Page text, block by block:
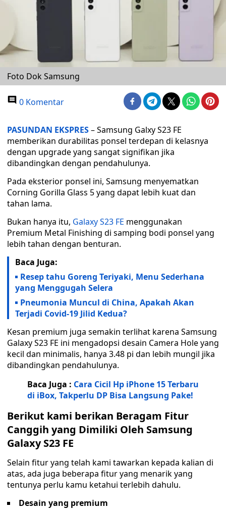
Foto Dok Samsung
0 Komentar
PASUNDAN EKSPRES– Samsung Galxy S23 FE
memberikan durabilitas ponsel terdepan di kelasnya
dengan upgrade yang sangat signifikan jika
dibandingkan dengan pendahulunya.
Pada eksterior ponsel ini, Samsung menyematkan
Corning Gorilla Glass 5 yang dapat lebih kuat dan
tahan lama.
Bukan hanya itu, Galaxy S23 FE menggunakan
Premium Metal Finishing di samping bodi ponsel yang
lebih tahan dengan benturan.
Baca Juga:
Resep tahu Goreng Teriyaki, Menu Sederhana
yang Menggugah Selera
Pneumonia Muncul di China, Apakah Akan
Terjadi Covid-19 Jilid Kedua?
Kesan premium juga semakin terlihat karena Samsung
Galaxy S23 FE ini mengadopsi desain Camera Hole yang
kecil dan minimalis, hanya 3.48 pi dan lebih mungil jika
dibandingkan pendahulunya.
Baca Juga : Cara Cicil Hp iPhone 15 Terbaru
di iBox, Takperlu DP Bisa Langsung Pake!
Berikut kami berikan Beragam Fitur
Canggih yang Dimiliki Oleh Samsung
Galaxy S23 FE
Selain fitur yang telah kami tawarkan kepada kalian di
atas, ada juga beberapa fitur yang menarik yang
tentunya perlu kamu ketahui terlebih dahulu.
Desain yang premium